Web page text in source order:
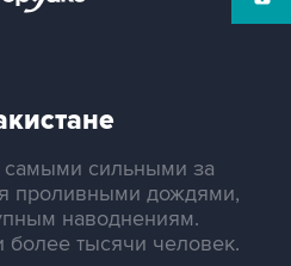
самыми сильными за
проливными дождями,
наводнениям.
более тысячи человек.